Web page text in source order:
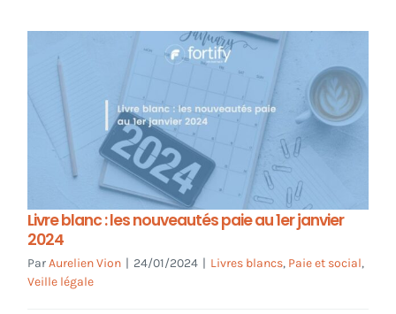
Livre blanc : les nouveautés paie au 1er janvier
2024
ParAurelien Vion | 24/01/2024 | Livres blancs, Paie et social,
Veille légale